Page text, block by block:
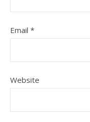
Email *
Website